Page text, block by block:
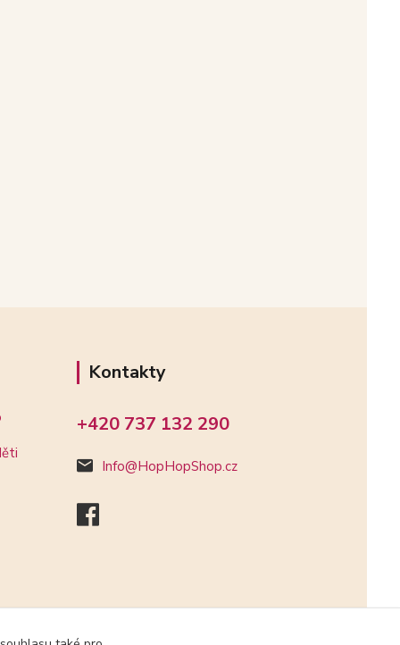
Kontakty
+420 737 132 290
Info@HopHopShop.cz